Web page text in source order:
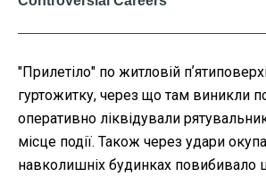
"Прилетіло" по житловій
гуртожитку, через що там виникли
оперативно ліквідували
місце події. Також через удари
навколишніх будинках повибивало